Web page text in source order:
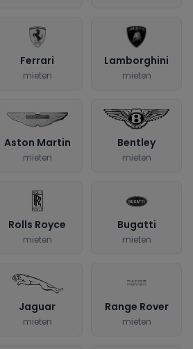
Ferrari
mieten
Lamborghini
mieten
Aston Martin
mieten
Bentley
mieten
Rolls Royce
mieten
Bugatti
mieten
Jaguar
mieten
Range Rover
mieten